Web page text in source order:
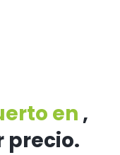
en ,
precio.